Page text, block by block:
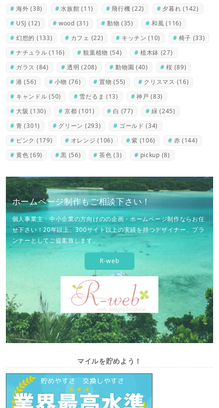
海外 (38) 水族館 (11) 飛行機 (22) 夕暮れ (142)
USJ (12) wood (31) 動物 (35) 和風 (116)
幻想的 (133) カフェ (22) キッチン (10) 椅子 (33)
ナチュラル (116) 観葉植物 (54) 植木鉢 (27)
ガラス (84) 透明 (208) 動物園 (40) 桜 (89)
港 (56) 小物 (76) 置物 (55) クリスマス (16)
キャンドル (50) 雪だるま (13) 神戸 (83)
大阪 (130) 京都 (101) 白 (77) 緑 (245)
青 (301) グリーン (293) ゴールド (34)
ピンク (179) オレンジ (106) 紫 (106) 赤 (144)
黄色 (69) 黒 (56) 茶色 (3) pickup (8)
ホームページ制作もご相談下さい！
個人事業主・中小企業の方向けのの企画・ホームページ制作ならお任
せ下さい！20年以上、300サイト以上の実績を持つデザイナー、プラ
ンナーとしてご提案致します。
R-web
マイルを貯めよう！